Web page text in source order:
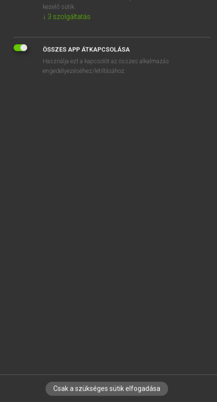
grafisches Papier
graft
grafting-on
IRATKOZZ FEL HÍRLEVELÜNKRE!
kezelő sütik.
↓ 3 szolgáltatás
ÖSSZES APP ÁTKAPCSOLÁSA
Használja ezt a kapcsolót az összes alkalmazás
engedélyezéséhez/letiltásához.
Csak a szükséges sütik elfogadása